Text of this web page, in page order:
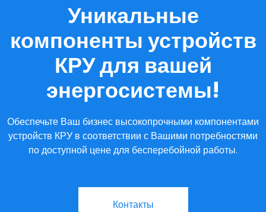
Уникальные
компоненты устройств
КРУ для вашей
энергосистемы!
Обеспечьте Ваш бизнес высокопрочными компонентами
устройств КРУ в соответствии с Вашими потребностями
по доступной цене для бесперебойной работы.
Контакты